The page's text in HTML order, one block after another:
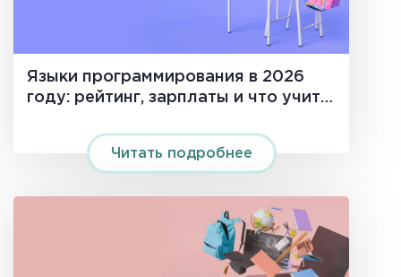
Языки программирования в 2026
году: рейтинг, зарплаты и что учить
Читать подробнее